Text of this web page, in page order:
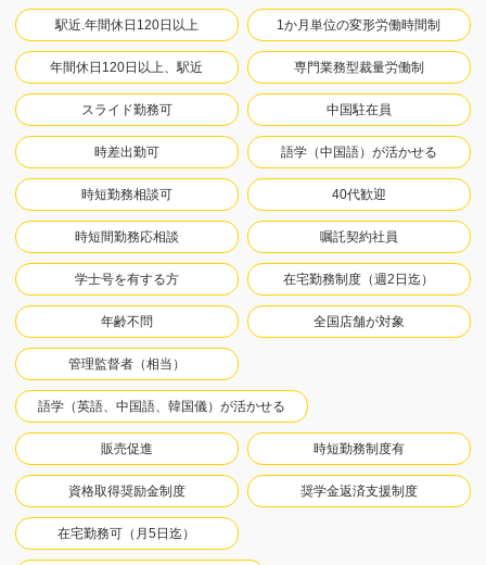
駅近.年間休日120日以上 1か月単位の変形労働時間制
年間休日120日以上、駅近 専門業務型裁量労働制
スライド勤務可 中国駐在員
時差出勤可 語学（中国語）が活かせる
時短勤務相談可 40代歓迎
時短間勤務応相談 嘱託契約社員
学士号を有する方 在宅勤務制度（週2日迄）
年齢不問 全国店舗が対象
管理監督者（相当）
語学（英語、中国語、韓国儀）が活かせる
販売促進 時短勤務制度有
資格取得奨励金制度 奨学金返済支援制度
在宅勤務可（月5日迄）